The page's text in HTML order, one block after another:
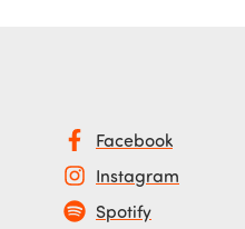
Facebook
Instagram
Spotify